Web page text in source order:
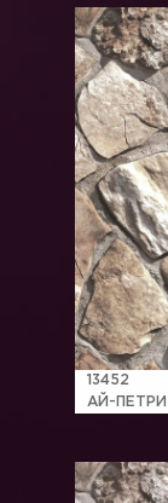
13452
АЙ-ПЕТРИ